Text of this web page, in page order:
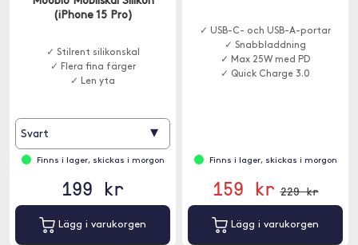
(iPhone 15 Pro)
✓ Stilrent silikonskal
✓ Flera fina färger
✓ Len yta
Svart ▾
Finns i lager, skickas i morgon
199 kr
Lägg i varukorgen
✓ USB-C- och USB-A-portar
✓ Snabbladdning
✓ Max 25W med PD
✓ Quick Charge 3.0
Finns i lager, skickas i morgon
159 kr 229 kr
Lägg i varukorgen